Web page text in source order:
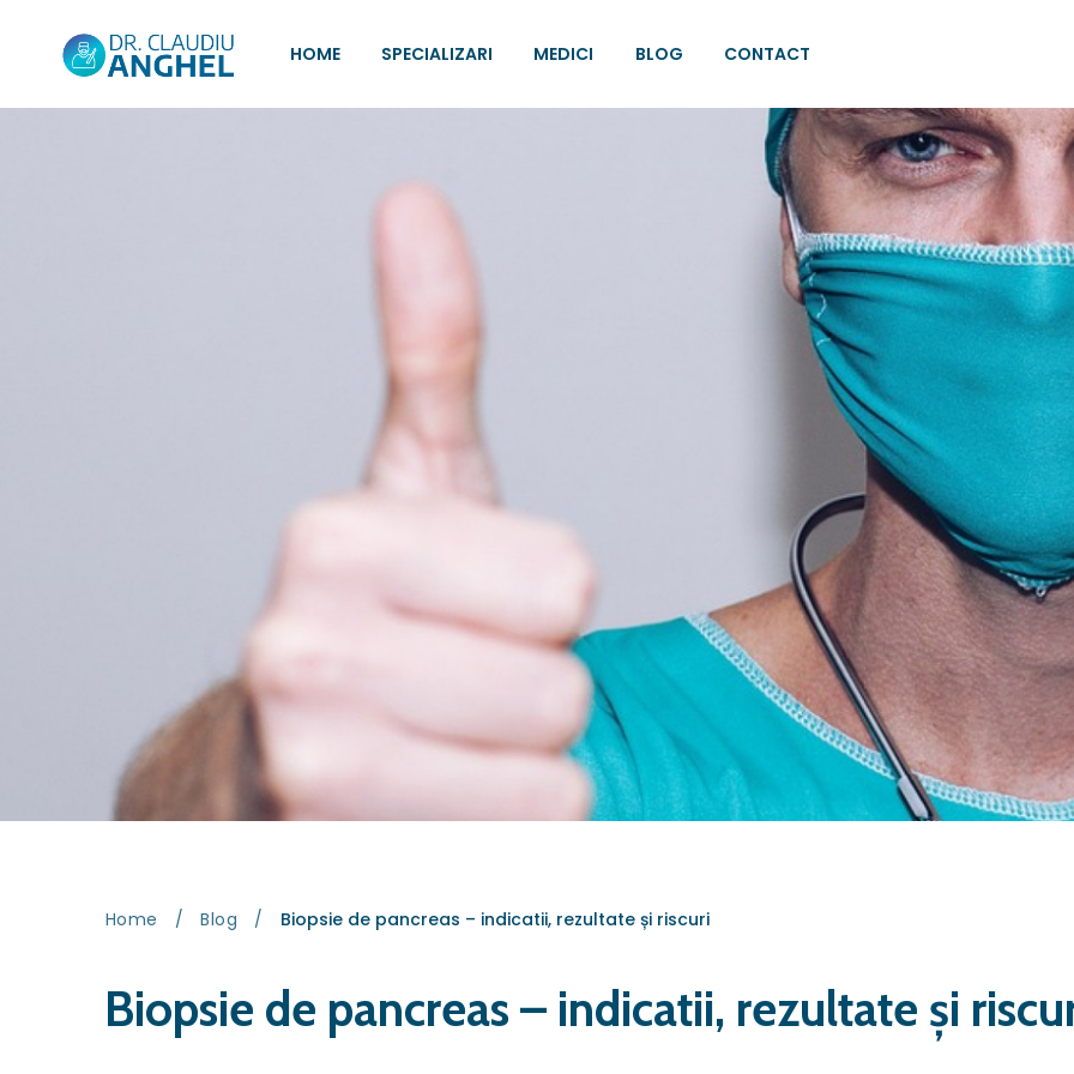
HOME SPECIALIZARI MEDICI BLOG CONTACT
Home / Blog / Biopsie de pancreas – indicatii, rezultate și riscuri
Biopsie de pancreas – indicatii, rezultate și